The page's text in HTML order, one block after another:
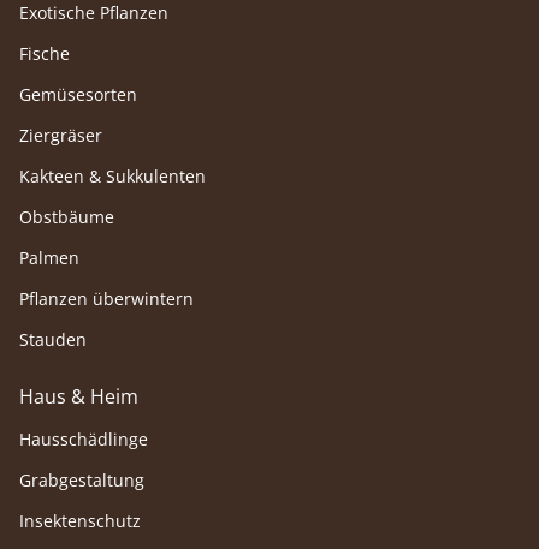
Exotische Pflanzen
Fische
Gemüsesorten
Ziergräser
Kakteen & Sukkulenten
Obstbäume
Palmen
Pflanzen überwintern
Stauden
Haus & Heim
Hausschädlinge
Grabgestaltung
Insektenschutz